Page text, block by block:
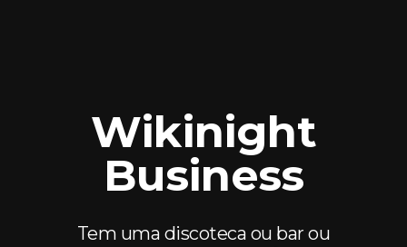
Wikinight
Business
Tem uma discoteca ou bar ou